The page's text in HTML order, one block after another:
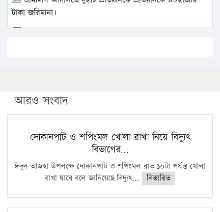
টাকা জরিমানা।
এবার লঞ্চের ভাড়া বাড়ল
পিএইচডি করছেন কুয়েটের কৃতি…
সারা দেশে বজ্রাঘাতে ১৪ জনের প্রাণহানি
কঠোর হচ্ছে এসএসসি ও এইচএসসি পরীক্ষা
ফরিদগঞ্জে আগুনে পুড়লো ৬ ব্যবসা প্রতিষ্ঠান
আরও সংবাদ
দোকানপাট ও শপিংমল খোলা রাখা নিয়ে বিদ্যুৎ
বিভাগের…
ঈদুল আজহা উপলক্ষে দোকানপাট ও শপিংমল রাত ১০টা পর্যন্ত খোলা
রাখা যাবে বলে জানিয়েছে বিদ্যুৎ...
বিস্তারিত